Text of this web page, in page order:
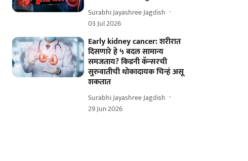
Surabhi Jayashree Jagdish
03 Jul 2026
Early kidney cancer: शरीरात
दिसणारे हे ५ बदल सामान्य
समजताय? किडनी कॅन्सरची
सुरुवातीची धोकादायक चिन्हं असू
शकतात
Surabhi Jayashree Jagdish
29 Jun 2026